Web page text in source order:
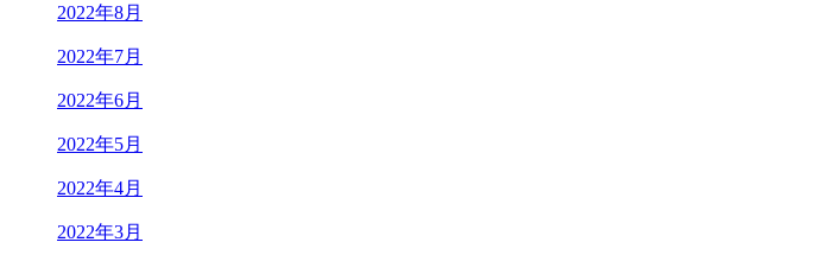
2022年8月
2022年7月
2022年6月
2022年5月
2022年4月
2022年3月